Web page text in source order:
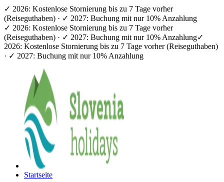
✓ 2026: Kostenlose Stornierung bis zu 7 Tage vorher
(Reiseguthaben) · ✓ 2027: Buchung mit nur 10% Anzahlung
✓ 2026: Kostenlose Stornierung bis zu 7 Tage vorher
(Reiseguthaben) · ✓ 2027: Buchung mit nur 10% Anzahlung✓
2026: Kostenlose Stornierung bis zu 7 Tage vorher (Reiseguthaben)
· ✓ 2027: Buchung mit nur 10% Anzahlung
Startseite